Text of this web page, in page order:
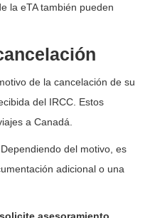
la eTA también pueden
de la cancelación de su
del IRCC. Estos
a Canadá.
del motivo, es
adicional o una
asesoramiento